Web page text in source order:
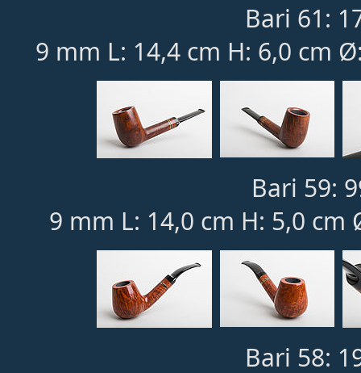
Bari 61:
9 mm L: 14,4 cm H: 6,0 cm
Bari 59:
9 mm L: 14,0 cm H: 5,0
Bari 58: